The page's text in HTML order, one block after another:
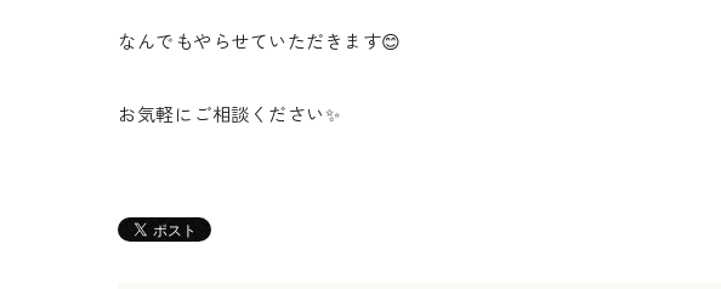
なんでもやらせていただきます😊
お気軽にご相談ください✨